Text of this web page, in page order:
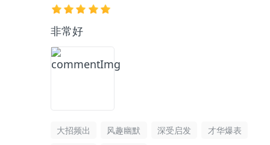
非常好
大招频出 风趣幽默 深受启发
才华爆表